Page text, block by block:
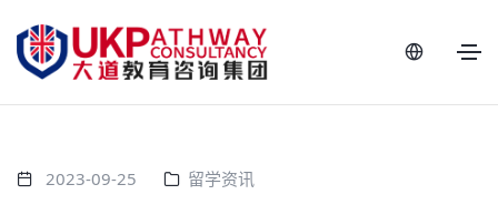
2023-09-25 留学资讯